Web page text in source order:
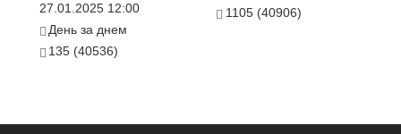
27.01.2025 12:00
День за днем
135 (40536)
1105 (40906)